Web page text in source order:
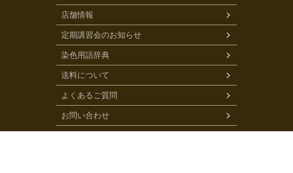
店舗情報
定期講習会のお知らせ
染色用語辞典
送料について
よくあるご質問
お問い合わせ